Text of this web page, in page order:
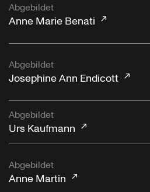
Abgebildet
Anne Marie Benati
Abgebildet
Josephine Ann Endicott
Abgebildet
Urs Kaufmann
Abgebildet
Anne Martin